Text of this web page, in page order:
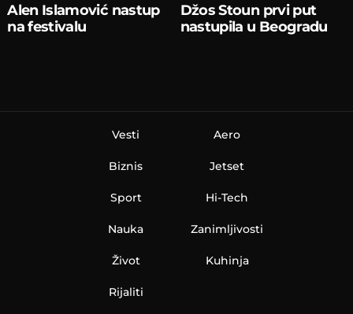
Alen Islamović nastup
na festivalu
Džos Stoun prvi put
nastupila u Beogradu
Vesti
Biznis
Sport
Nauka
Aero
Jetset
Hi-Tech
Zanimljivosti
Život Kuhinja
Rijaliti